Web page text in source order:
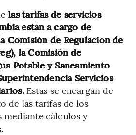
las tarifas de servicios
están a cargo de
Comisión de Regulación de
la Comisión de
Potable y Saneamiento
Servicios
Estas se encargan de
de las tarifas de los
mediante cálculos y